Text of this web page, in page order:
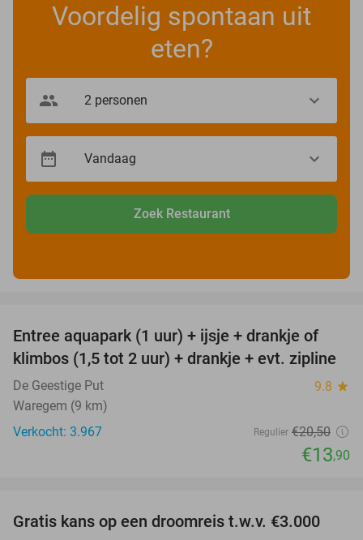
Voordelig spontaan uit
eten?
Zoek Restaurant
32%
Entree aquapark (1 uur) + ijsje + drankje of
klimbos (1,5 tot 2 uur) + drankje + evt. zipline
De Geestige Put 9.8 star
Waregem (9 km)
Verkocht: 3.967
Regulier €20,50
€13,90
Gratis kans op een droomreis t.w.v. €3.000